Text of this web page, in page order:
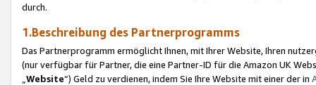
durch.
1.Beschreibung des Partnerprogramms
Das Partnerprogramm ermöglicht Ihnen, mit Ihrer Website, Ihren
(nur verfügbar für Partner, die eine Partner-ID für die Amazon UK
Website“) Geld zu verdienen, indem Sie Ihre Website mit einer der in